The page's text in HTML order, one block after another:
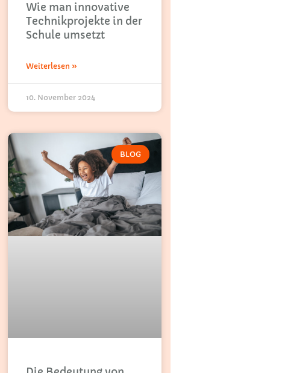
Wie man innovative
Technikprojekte in der
Schule umsetzt
Weiterlesen »
10. November 2024
BLOG